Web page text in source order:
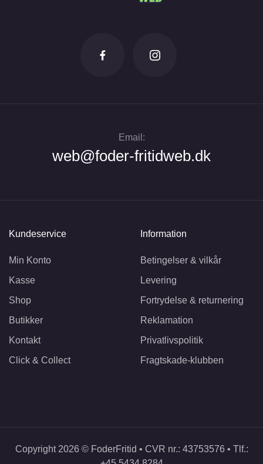
Email:
web@foder-fritidweb.dk
Kundeservice
Min Konto
Kasse
Shop
Butikker
Kontakt
Click & Collect
Information
Betingelser & vilkår
Levering
Fortrydelse & returnering
Reklamation
Privatlivspolitik
Fragtskade-klubben
Copyright 2026 © FoderFritid • CVR nr.: 43753576 • Tlf.: